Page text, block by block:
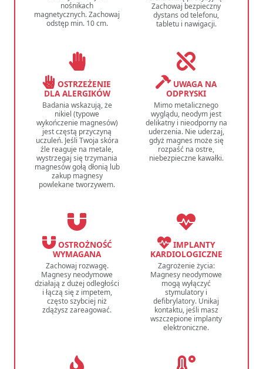
nośnikach
magnetycznych. Zachowaj
odstęp min. 10 cm.
Zachowaj bezpieczny
dystans od telefonu,
tabletu i nawigacji.
OSTRZEŻENIE
DLA ALERGIKÓW
Badania wskazują, że
nikiel (typowe
wykończenie magnesów)
jest częstą przyczyną
uczuleń. Jeśli Twoja skóra
źle reaguje na metale,
wystrzegaj się trzymania
magnesów gołą dłonią lub
zakup magnesy
powlekane tworzywem.
UWAGA NA
ODPRYSKI
Mimo metalicznego
wyglądu, neodym jest
delikatny i nieodporny na
uderzenia. Nie uderzaj,
gdyż magnes może się
rozpaść na ostre,
niebezpieczne kawałki.
OSTROŻNOŚĆ
WYMAGANA
Zachowaj rozwagę.
Magnesy neodymowe
działają z dużej odległości
i łączą się z impetem,
często szybciej niż
zdążysz zareagować.
IMPLANTY
KARDIOLOGICZNE
Zagrożenie życia:
Magnesy neodymowe
mogą wyłączyć
stymulatory i
defibrylatory. Unikaj
kontaktu, jeśli masz
wszczepione implanty
elektroniczne.